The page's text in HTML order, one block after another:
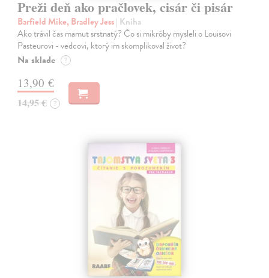
Preži deň ako pračlovek, cisár či pisár
Barfield Mike, Bradley Jess| Kniha
Ako trávil čas mamut srstnatý? Čo si mikróby mysleli o Louisovi
Pasteurovi - vedcovi, ktorý im skomplikoval život?
Na sklade ?
13,90 €
14,95 € ?